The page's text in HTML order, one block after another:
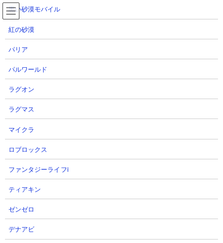
コ
ン
ナ
ビ
【マイクラ】荒廃したポータルの見つけ方と手に入
TOP
マイクラ
【マイクラ】荒廃したポータルの見つけ方と手に入るアイテム
荒廃したポータルの見つけ方と手に入るアイテム
黒い砂漠モバイル
紅の砂漠
パリア
パルワールド
ラグオン
ラグマス
マイクラ
ロブロックス
ファンタジーライフi
ティアキン
ゼンゼロ
デナアビ